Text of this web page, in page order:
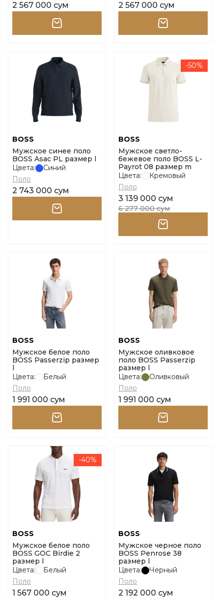
2 567 000 сум 2 567 000 сум
BOSS
Мужское синее поло
BOSS Asac PL размер l
Цвета:
Синий
Поло
2 743 000 сум
-50%
BOSS
Мужское светло-
бежевое поло BOSS L-
Payrot 08 размер m
Цвета:
Кремовый
Поло
3 139 000 сум
6 277 000 сум
BOSS
Мужское белое поло
BOSS Passerzip размер
l
Цвета:
Белый
Поло
1 991 000 сум
BOSS
Мужское оливковое
поло BOSS Passerzip
размер l
Цвета:
Оливковый
Поло
1 991 000 сум
-40%
BOSS
Мужское белое поло
BOSS GOC Birdie 2
размер l
Цвета:
Белый
Поло
1 567 000 сум
BOSS
Мужское черное поло
BOSS Penrose 38
размер l
Цвета:
Черный
Поло
2 192 000 сум